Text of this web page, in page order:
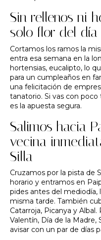
Sin rellenos ni
solo flor del día
Cortamos los ramos la
entra esa semana en la
hortensias, eucalipto, lo
para un cumpleaños en
una felicitación de
tanatorio. Si vas con poco
es la apuesta segura.
Salimos hacia
vecina
Silla
Cruzamos por la pista de
horario y entramos en
pides antes del mediodía,
misma tarde. También
Catarroja, Picanya y Albal.
Valentín, Día de la Madre,
avisar con un par de días